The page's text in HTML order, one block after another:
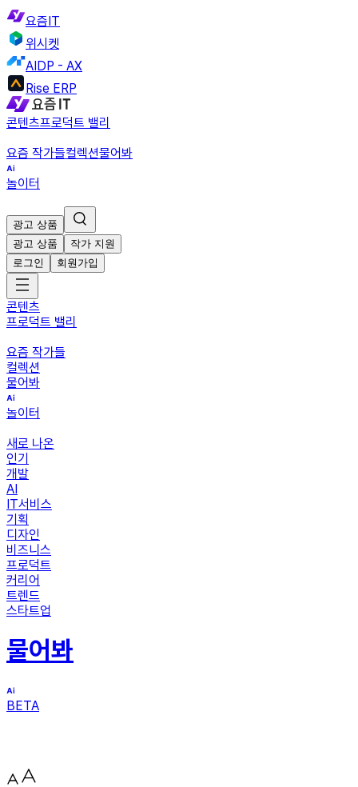
요즘IT
위시켓
AIDP - AX
Rise ERP
콘텐츠프로덕트 밸리
요즘 작가들컬렉션물어봐
놀이터
광고 상품
광고 상품
작가 지원
로그인
회원가입
콘텐츠
프로덕트 밸리
요즘 작가들
컬렉션
물어봐
놀이터
새로 나온
인기
개발
AI
IT서비스
기획
디자인
비즈니스
프로덕트
커리어
트렌드
스타트업
물어봐
BETA